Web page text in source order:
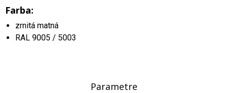
Farba:
zrnitá matná
RAL 9005 / 5003
Parametre